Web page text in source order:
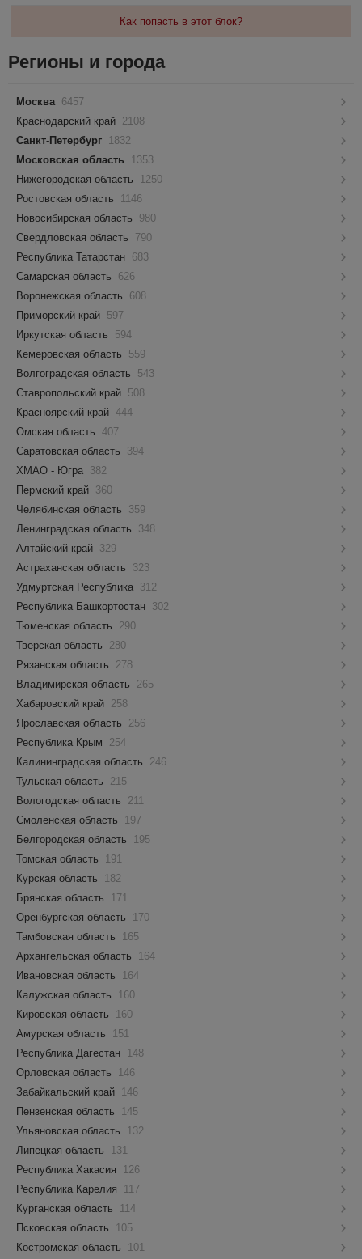
Как попасть в этот блок?
Регионы и города
Москва 6457
Краснодарский край 2108
Санкт-Петербург 1832
Московская область 1353
Нижегородская область
1250
Ростовская область
1146
Новосибирская область
980
Свердловская область
790
Республика Татарстан 683
Самарская область
626
Воронежская область
608
Приморский край 597
Иркутская область
594
Кемеровская область
559
Волгоградская область
543
Ставропольский край 508
Красноярский край 444
Омская область 407
Саратовская область
394
ХМАО - Югра 382
Пермский край 360
Челябинская область
359
Ленинградская область
348
Алтайский край 329
Астраханская область
323
Удмуртская Республика 312
Республика Башкортостан 302
Тюменская область
290
Тверская область
280
Рязанская область
278
Владимирская область
265
Хабаровский край 258
Ярославская область
256
Республика Крым
254
Калининградская область
246
Тульская область
215
Вологодская область
211
Смоленская область
197
Белгородская область
195
Томская область
191
Курская область
182
Брянская область
171
Оренбургская область
170
Тамбовская область
165
Архангельская область
164
Ивановская область
164
Калужская область
160
Кировская область
160
Амурская область
151
Республика Дагестан 148
Орловская область
146
Забайкальский край 146
Пензенская область
145
Ульяновская область
132
Липецкая область
131
Республика Хакасия
126
Республика Карелия
117
Курганская область
114
Псковская область
105
Костромская область
101